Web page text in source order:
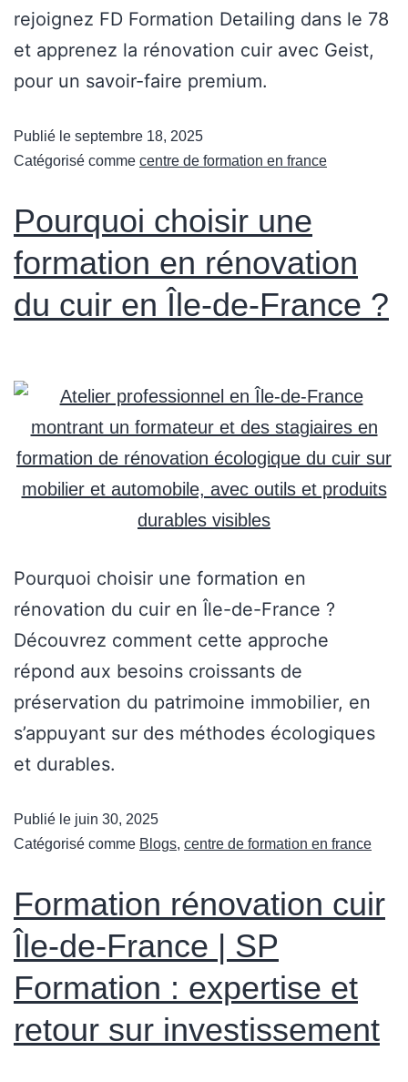
rejoignez FD Formation Detailing dans le 78
et apprenez la rénovation cuir avec Geist,
pour un savoir-faire premium.
Publié le septembre 18, 2025
Catégorisé comme centre de formation en france
Pourquoi choisir une
formation en rénovation
du cuir en Île-de-France ?
Pourquoi choisir une formation en
rénovation du cuir en Île-de-France ?
Découvrez comment cette approche
répond aux besoins croissants de
préservation du patrimoine immobilier, en
s’appuyant sur des méthodes écologiques
et durables.
Publié le juin 30, 2025
Catégorisé comme Blogs, centre de formation en france
Formation rénovation cuir
Île-de-France | SP
Formation : expertise et
retour sur investissement